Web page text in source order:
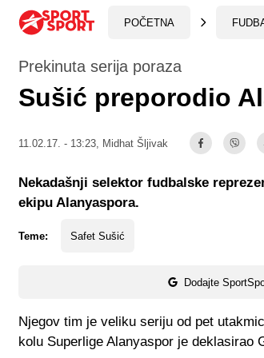
POČETNA
Prekinuta serija poraza
Sušić preporodio
11.02.17. - 13:23, Midhat Šljivak
Teme: Safet Sušić
Dodajte
Nekadašnji selektor fudbalske
ekipu Alanyaspora.
Njegov tim je veliku seriju od pet
kolu Superlige Alanyaspor je deklasirao